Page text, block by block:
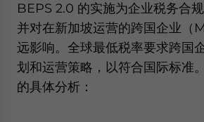
BEPS 2.0 的实施为企业税务合
并对在新加坡运营的跨国企业（
远影响。全球最低税率要求跨国
划和运营策略，以符合国际标准
的具体分析：